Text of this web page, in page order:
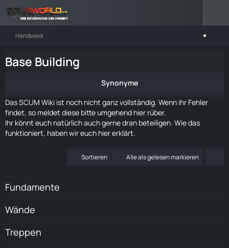
Handwerk
Base Building
Synonyme
Das SCUM Wiki ist noch nicht ganz vollständig. Wenn ihr Fehler
findet, so meldet diese bitte umgehend hier rüber.
Ihr könnt euch natürlich auch gerne dran beteiligen. Wie das
funktioniert, haben wir euch hiererklärt.
Sortieren Alle als gelesen markieren
Fundamente
Wände
Treppen